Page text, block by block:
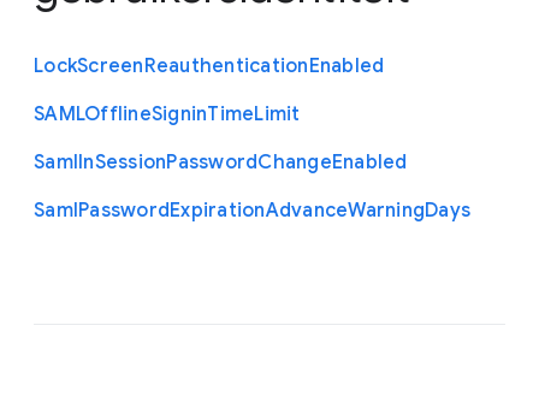
LockScreenReauthenticationEnabled
SAMLOfflineSigninTimeLimit
SamlInSessionPasswordChangeEnabled
SamlPasswordExpirationAdvanceWarningDays